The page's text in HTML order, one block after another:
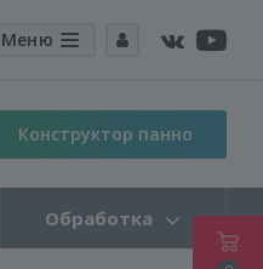
Меню
Конструктор панно
Обработка